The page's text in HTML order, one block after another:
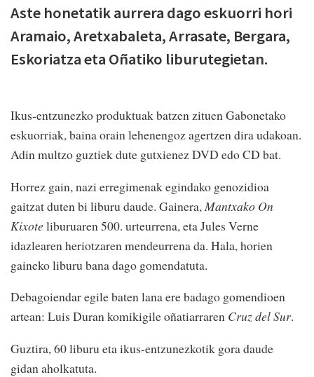
Aste honetatik aurrera dago eskuorri hori
Aramaio, Aretxabaleta, Arrasate, Bergara,
Eskoriatza eta Oñatiko liburutegietan.
Ikus-entzunezko produktuak batzen zituen Gabonetako
eskuorriak, baina orain lehenengoz agertzen dira udakoan.
Adin multzo guztiek dute gutxienez DVD edo CD bat.
Horrez gain, nazi erregimenak egindako genozidioa
gaitzat duten bi liburu daude. Gainera,Mantxako On
Kixoteliburuaren 500. urteurrena, eta Jules Verne
idazlearen heriotzaren mendeurrena da. Hala, horien
gaineko liburu bana dago gomendatuta.
Debagoiendar egile baten lana ere badago gomendioen
artean: Luis Duran komikigile oñatiarraren Cruz del Sur.
Guztira, 60 liburu eta ikus-entzunezkotik gora daude
gidan aholkatuta.